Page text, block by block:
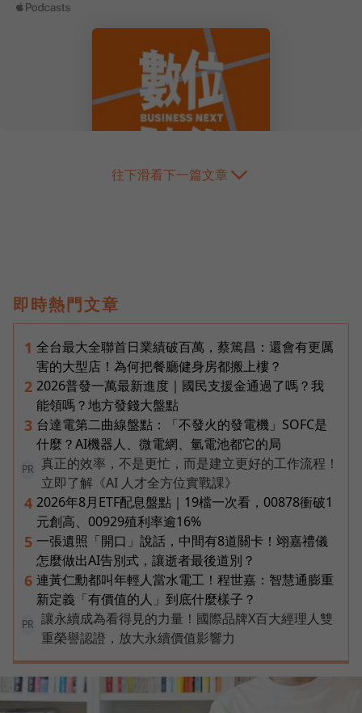
往下滑看下一篇文章
即時熱門文章
1 全台最大全聯首日業績破百萬，蔡篤昌：還會有更厲
害的大型店！為何把餐廳健身房都搬上樓？
2 2026普發一萬最新進度｜國民支援金通過了嗎？我
能領嗎？地方發錢大盤點
3 台達電第二曲線盤點：「不發火的發電機」SOFC是
什麼？AI機器人、微電網、氫電池都它的局
PR
真正的效率，不是更忙，而是建立更好的工作流程！
立即了解《AI 人才全方位實戰課》
4 2026年8月ETF配息盤點｜19檔一次看，00878衝破1
元創高、00929殖利率逾16%
5 一張遺照「開口」說話，中間有8道關卡！翊嘉禮儀
怎麼做出AI告別式，讓逝者最後道別？
6 連黃仁勳都叫年輕人當水電工！程世嘉：智慧通膨重
新定義「有價值的人」到底什麼樣子？
PR
讓永續成為看得見的力量！國際品牌X百大經理人雙
重榮譽認證，放大永續價值影響力